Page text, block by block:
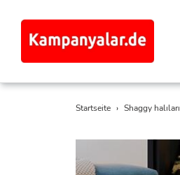
Startseite › Shaggy halıları